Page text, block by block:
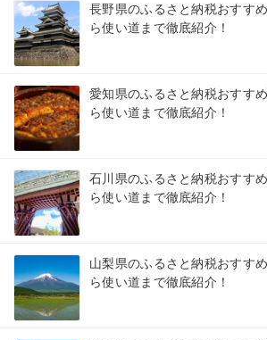
長野県のふるさと納税おすす
ら使い道まで徹底紹介！
愛知県のふるさと納税おすす
ら使い道まで徹底紹介！
石川県のふるさと納税おすす
ら使い道まで徹底紹介！
山梨県のふるさと納税おすす
ら使い道まで徹底紹介！